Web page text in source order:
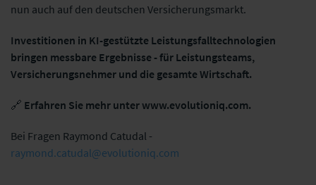
nun auch auf den deutschen Versicherungsmarkt.
Investitionen in KI-gestützte Leistungsfalltechnologien
bringen messbare Ergebnisse - für Leistungsteams,
Versicherungsnehmer und die gesamte Wirtschaft.
🔗 Erfahren Sie mehr unter www.evolutioniq.com.
Bei Fragen Raymond Catudal -
raymond.catudal@evolutioniq.com